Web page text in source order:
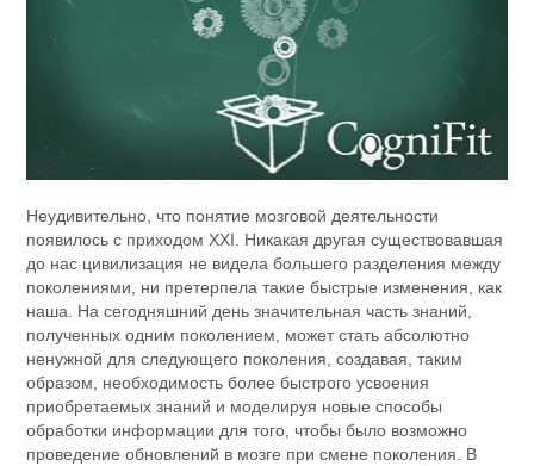
Неудивительно, что понятие мозговой деятельности
появилось с приходом XXI. Никакая другая существовавшая
до нас цивилизация не видела большего разделения между
поколениями, ни претерпела такие быстрые изменения, как
наша. На сегодняшний день значительная часть знаний,
полученных одним поколением, может стать абсолютно
ненужной для следующего поколения, создавая, таким
образом, необходимость более быстрого усвоения
приобретаемых знаний и моделируя новые способы
обработки информации для того, чтобы было возможно
проведение обновлений в мозге при смене поколения. В